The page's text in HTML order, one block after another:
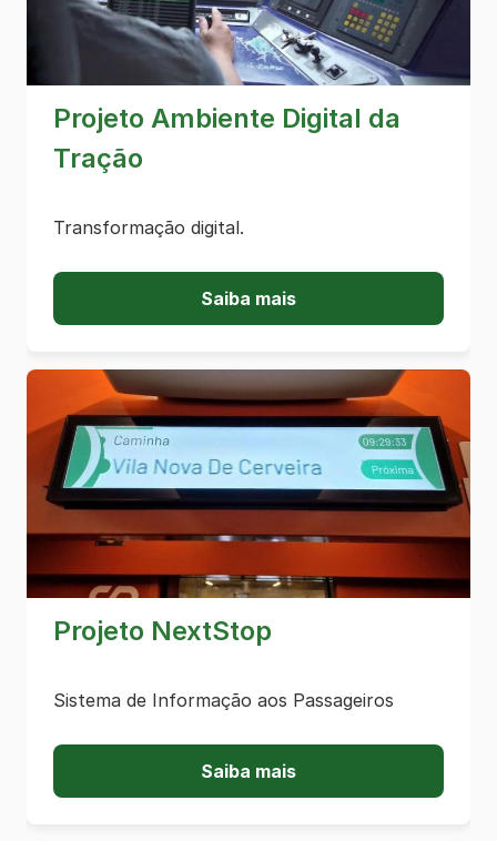
Projeto Ambiente Digital da
Tração
Transformação digital.
Saiba mais
Projeto NextStop
Sistema de Informação aos Passageiros
Saiba mais